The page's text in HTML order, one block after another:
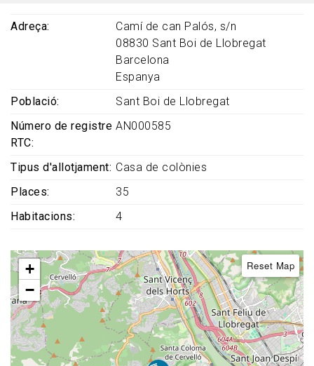
Adreça
Camí de can Palós, s/n
08830 Sant Boi de Llobregat
Barcelona
Espanya
Població
Sant Boi de Llobregat
Número de registre
RTC
AN000585
Tipus d'allotjament Casa de colònies
Places
35
Habitacions
4
+
−
Reset Map